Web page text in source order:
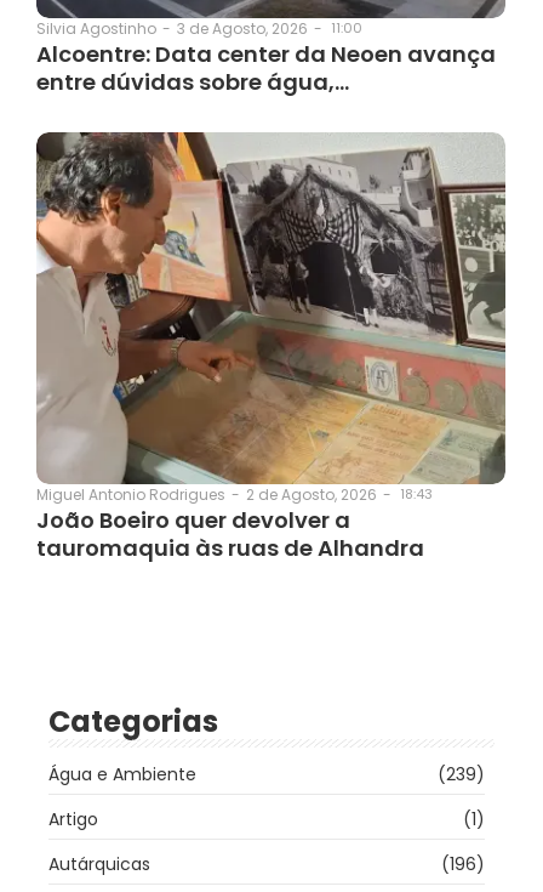
Silvia Agostinho - 3 de Agosto, 2026 - 11:00
Alcoentre: Data center da Neoen avança
entre dúvidas sobre água,…
Miguel Antonio Rodrigues - 2 de Agosto, 2026 - 18:43
João Boeiro quer devolver a
tauromaquia às ruas de Alhandra
Categorias
Água e Ambiente
(239)
Artigo
(1)
Autárquicas
(196)